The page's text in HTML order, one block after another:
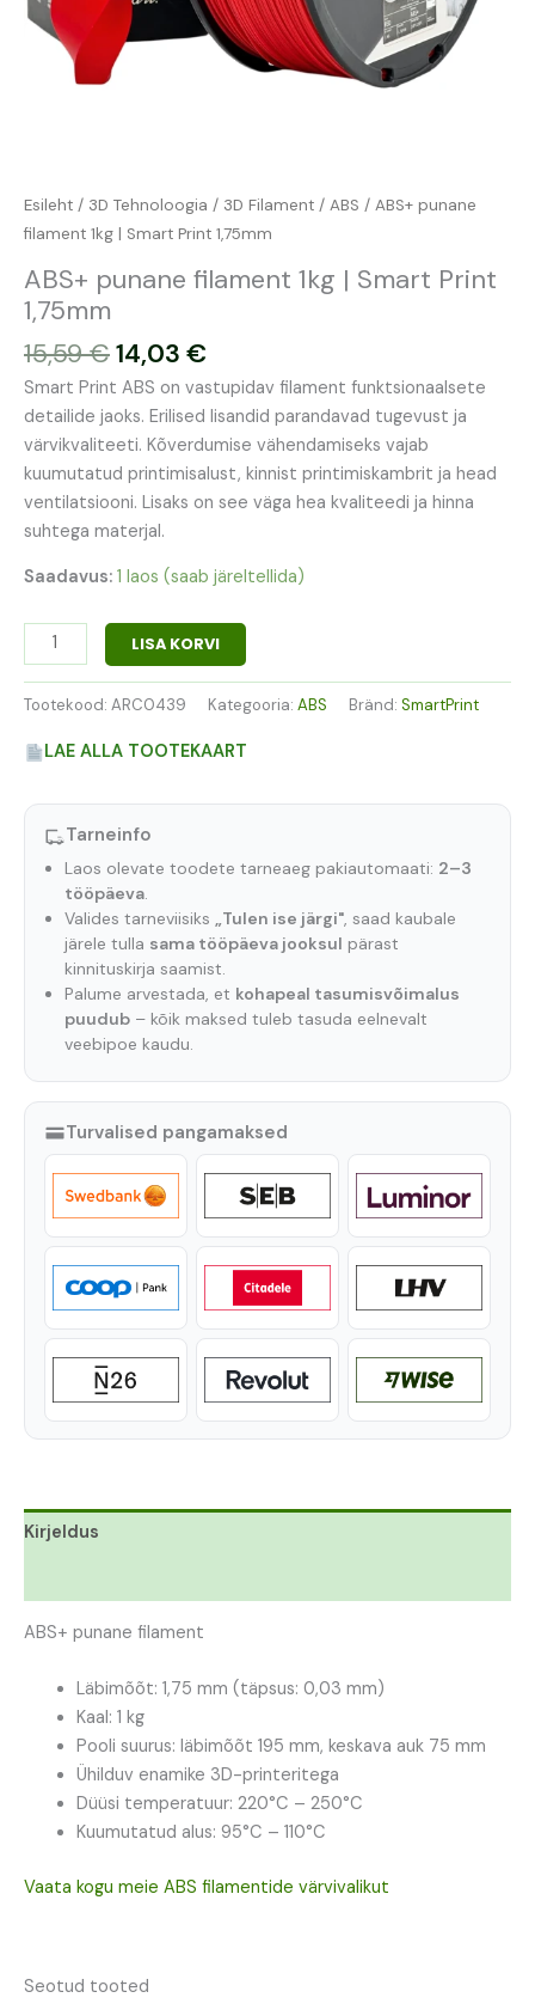
Esileht / 3D Tehnoloogia / 3D Filament / ABS / ABS+ punane
filament 1kg | Smart Print 1,75mm
ABS+ punane filament 1kg | Smart Print
1,75mm
15,59€14,03 €
Smart Print ABS on vastupidav filament funktsionaalsete
detailide jaoks. Erilised lisandid parandavad tugevust ja
värvikvaliteeti. Kõverdumise vähendamiseks vajab
kuumutatud printimisalust, kinnist printimiskambrit ja head
ventilatsiooni. Lisaks on see väga hea kvaliteedi ja hinna
suhtega materjal.
Saadavus: 1 laos (saab järeltellida)
LISA KORVI
Tootekood: ARC0439 Kategooria: ABS Bränd: SmartPrint
LAE ALLA TOOTEKAART
Tarneinfo
Laos olevate toodete tarneaeg pakiautomaati: 2–3
tööpäeva.
Valides tarneviisiks „Tulen ise järgi", saad kaubale
järele tulla sama tööpäeva jooksul pärast
kinnituskirja saamist.
Palume arvestada, et kohapeal tasumisvõimalus
puudub– kõik maksed tuleb tasuda eelnevalt
veebipoe kaudu.
Turvalised pangamaksed
Kirjeldus
ABS+ punane filament
Läbimõõt: 1,75 mm (täpsus: 0,03 mm)
Kaal: 1 kg
Pooli suurus: läbimõõt 195 mm, keskava auk 75 mm
Ühilduv enamike 3D-printeritega
Düüsi temperatuur: 220°C – 250°C
Kuumutatud alus: 95°C – 110°C
Vaata kogu meie ABS filamentide värvivalikut
Seotud tooted